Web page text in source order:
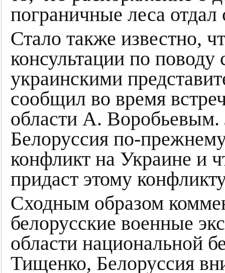
пограничные леса
Стало также известно,
консультации по
украинскими
сообщил во время
области А. Воробьевым.
Белоруссия по-прежнему
конфликт на Украине и
придаст этому
Сходным образом
белорусские военные
области национальной
Тищенко, Белоруссия